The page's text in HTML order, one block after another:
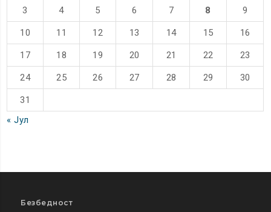
3 4 5 6 7 8 9
10 11 12 13 14 15 16
17 18 19 20 21 22 23
24 25 26 27 28 29 30
31
« Јул
Безбедност